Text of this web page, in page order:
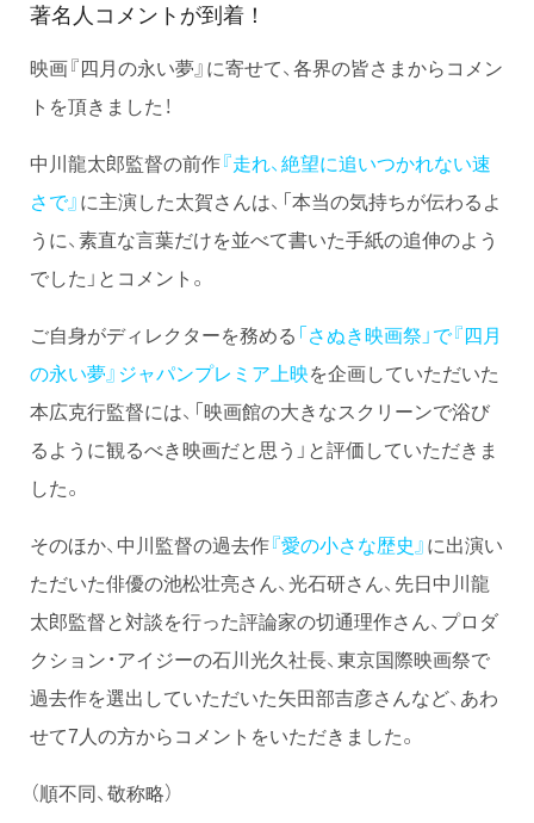
著名人コメントが到着！
映画『四月の永い夢』に寄せて、各界の皆さまからコメン
トを頂きました！
中川龍太郎監督の前作『走れ、絶望に追いつかれない速
さで』に主演した太賀さんは、「本当の気持ちが伝わるよ
うに、素直な言葉だけを並べて書いた手紙の追伸のよう
でした」とコメント。
ご自身がディレクターを務める 「さぬき映画祭」で『四月
の永い夢』ジャパンプレミア上映を企画していただいた
本広克行監督には、「映画館の大きなスクリーンで浴び
るように観るべき映画だと思う」と評価していただきま
した。
そのほか、中川監督の過去作『愛の小さな歴史』に出演い
ただいた俳優の池松壮亮さん、光石研さん、先日中川龍
太郎監督と対談を行った評論家の切通理作さん、プロダ
クション・アイジーの石川光久社長、東京国際映画祭で
過去作を選出していただいた矢田部吉彦さんなど、あわ
せて7人の方からコメントをいただきました。
（順不同、敬称略）